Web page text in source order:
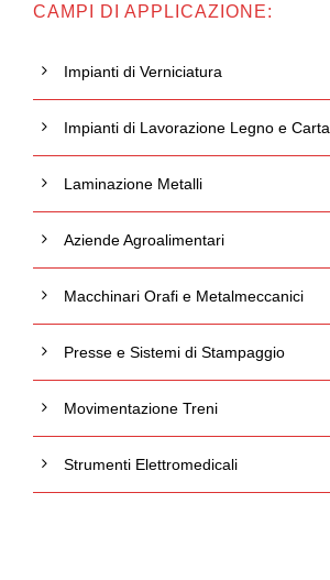
CAMPI DI APPLICAZIONE:
Impianti di Verniciatura
Impianti di Lavorazione Legno e Carta
Laminazione Metalli
Aziende Agroalimentari
Macchinari Orafi e Metalmeccanici
Presse e Sistemi di Stampaggio
Movimentazione Treni
Strumenti Elettromedicali